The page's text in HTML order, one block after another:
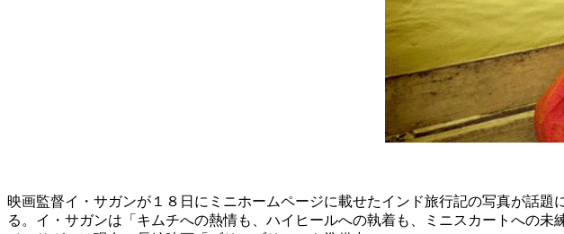
映画監督イ・サガンが１８日にミニホームページに載せたインド旅行記の写真が話
る。イ・サガンは「キムチへの熱情も、ハイヒールへの執着も、ミニスカートへの